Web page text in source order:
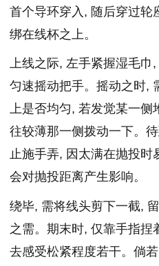
首个导环穿入, 随后穿过轮
绑在线杯之上。
上线之际, 左手紧握湿毛巾
匀速摇动把手。摇动之时,
上是否均匀, 若发觉某一侧
往较薄那一侧拨动一下。
止施手弄, 因太满在抛投时
会对抛投距离产生影响。
绕毕, 需将线头剪下一截,
之需。期末时, 仅靠手指捏
去感受松紧程度若干。倘